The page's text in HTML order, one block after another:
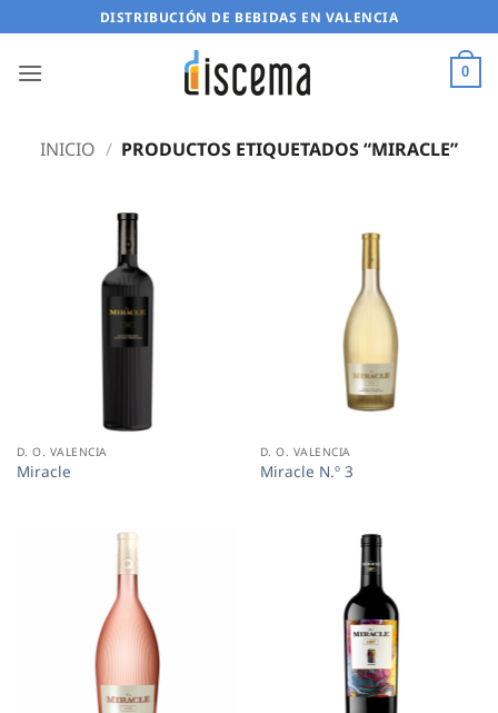
al
contenido
DISTRIBUCIÓN DE BEBIDAS EN VALENCIA
0
INICIO / PRODUCTOS ETIQUETADOS “MIRACLE”
D. O. VALENCIA
Miracle
D. O. VALENCIA
Miracle N.º 3